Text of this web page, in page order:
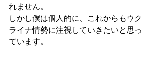
れません。
しかし僕は個人的に、これからもウク
ライナ情勢に注視していきたいと思っ
ています。